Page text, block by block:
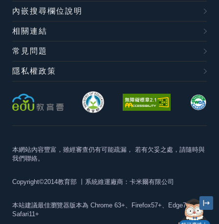
內嵌搜尋欄位說明
相關連結
常見問題
隱私權政策
本網站內容豐富，雖經審查仍有可能疏漏， 若有欠妥之處，請隨時與
我們聯絡。
Copyright©2014教育部 丨系統維運廠商：卡米爾有限公司
本站建議最佳瀏覽器版本為 Chrome 63+、Firefox57+、Edge79+及
Safari11+